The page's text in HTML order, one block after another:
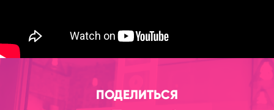
ПОДЕЛИТЬСЯ